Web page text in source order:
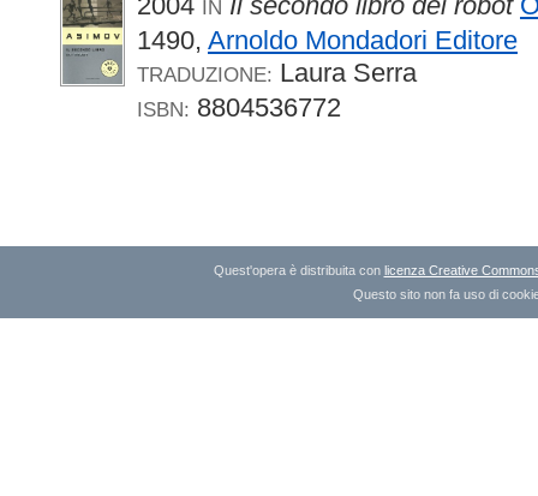
IN
1490, Arnoldo Mondadori Editore
TRADUZIONE: Laura Serra
ISBN: 8804536772
Quest'opera è distribuita con licenza Creative
Questo sito non fa uso di